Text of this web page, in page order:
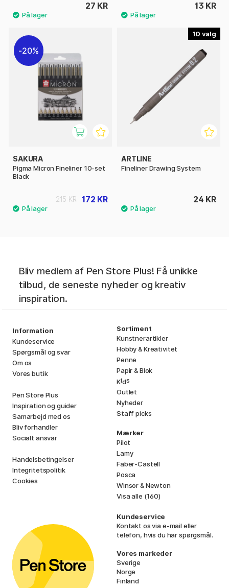
27 KR 13 KR
20%
SAKURA
Pigma Micron Fineliner 10-set
Black
172 KR
215 KR
10
ARTLINE
Fineliner Drawing System
24 KR
Bliv medlem af Pen Store Plus! Få unikke
tilbud, de seneste nyheder og kreativ
inspiration.
Information
Kundeservice
Spørgsmål og svar
Om os
Vores butik
Pen Store Plus
Inspiration og guider
Samarbejd med os
Bliv forhandler
Socialt ansvar
Handelsbetingelser
Integritetspolitik
Cookies
Sortiment
Kunstnerartikler
Hobby & Kreativitet
Penne
Papir & Blok
Kids
Outlet
Nyheder
Staff picks
Mærker
Pilot
Lamy
Faber-Castell
Posca
Winsor & Newton
Visa alle (160)
Kundeservice
Kontakt osvia e-mail eller
telefon, hvis du har spørgsmål.
Vores markeder
Sverige
Norge
Finland